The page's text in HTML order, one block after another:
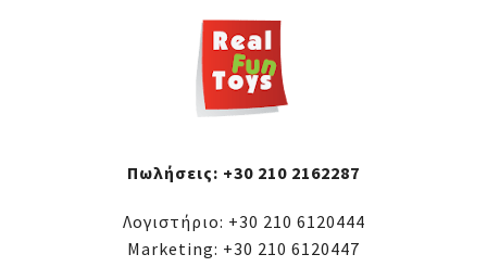
Πωλήσεις: +30 210 2162287
Λογιστήριο: +30 210 6120444
Marketing: +30 210 6120447